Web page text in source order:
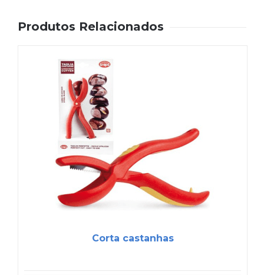
Produtos Relacionados
Corta castanhas